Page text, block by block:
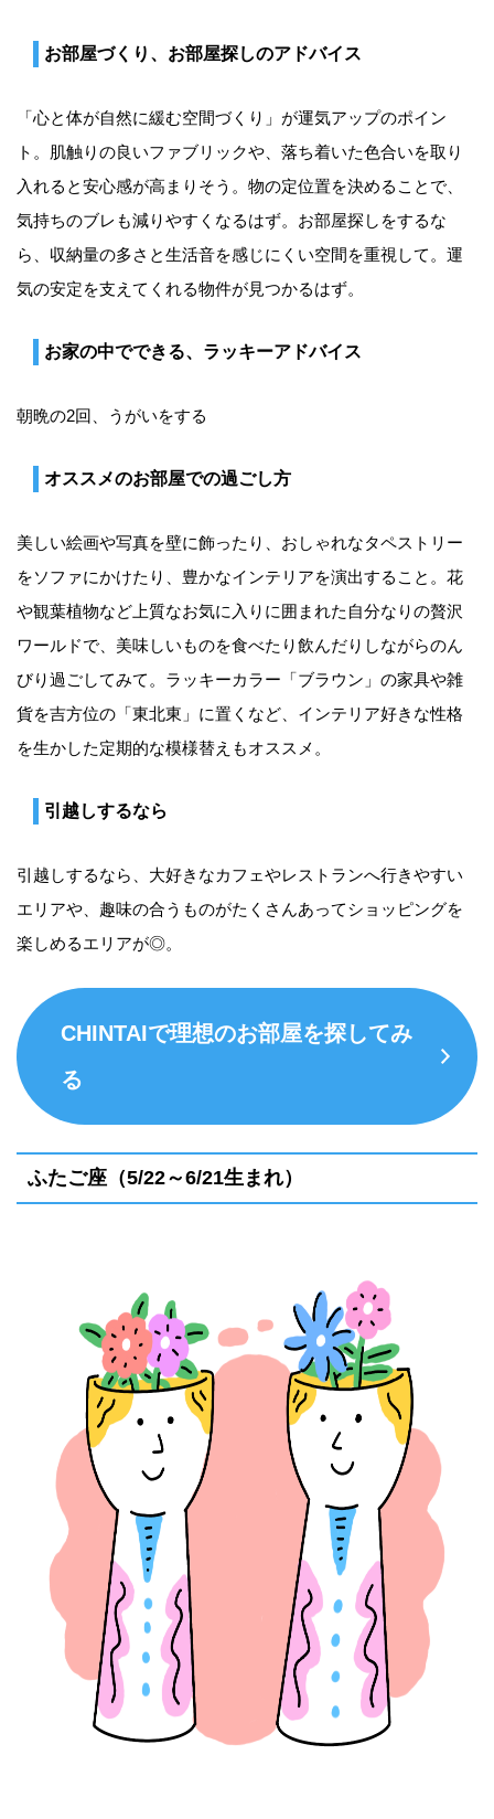
お部屋づくり、お部屋探しのアドバイス
「心と体が自然に緩む空間づくり」が運気アップのポイン
ト。肌触りの良いファブリックや、落ち着いた色合いを取り
入れると安心感が高まりそう。物の定位置を決めることで、
気持ちのブレも減りやすくなるはず。お部屋探しをするな
ら、収納量の多さと生活音を感じにくい空間を重視して。運
気の安定を支えてくれる物件が見つかるはず。
お家の中でできる、ラッキーアドバイス
朝晩の2回、うがいをする
オススメのお部屋での過ごし方
美しい絵画や写真を壁に飾ったり、おしゃれなタペストリー
をソファにかけたり、豊かなインテリアを演出すること。花
や観葉植物など上質なお気に入りに囲まれた自分なりの贅沢
ワールドで、美味しいものを食べたり飲んだりしながらのん
びり過ごしてみて。ラッキーカラー「ブラウン」の家具や雑
貨を吉方位の「東北東」に置くなど、インテリア好きな性格
を生かした定期的な模様替えもオススメ。
引越しするなら
引越しするなら、大好きなカフェやレストランへ行きやすい
エリアや、趣味の合うものがたくさんあってショッピングを
楽しめるエリアが◎。
CHINTAIで理想のお部屋を探してみ
る
ふたご座（5/22～6/21生まれ）